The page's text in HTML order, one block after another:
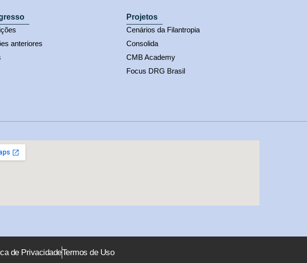
anteriores
Projetos
Cenários da Filantropia
Consolida
CMB Academy
Focus DRG Brasil
de PrivacidadeTermos de Uso